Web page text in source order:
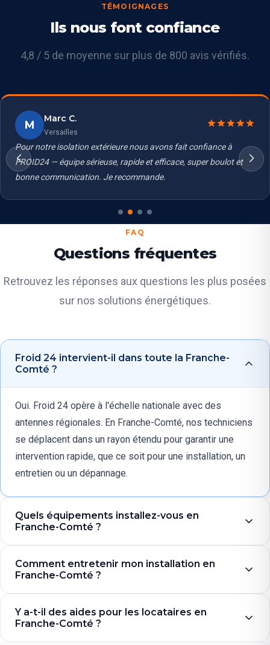
TÉMOIGNAGES
Ils nous font confiance
4,8 / 5 de moyenne sur plus de 800 avis vérifiés.
M Marc C.
Versailles
Pour notre isolation extérieure nous avons fait confiance à
FROID24 — équipe sérieuse, rapide et efficace, super boulot et
bonne communication. Je recommande.
FAQ
Questions fréquentes
Retrouvez les réponses aux questions les plus posées
sur nos solutions énergétiques.
Froid 24 intervient-il dans toute la Franche-
Comté ?
Oui. Froid 24 opère à l'échelle nationale avec des
antennes régionales. En Franche-Comté, nos techniciens
se déplacent dans un rayon étendu pour garantir une
intervention rapide, que ce soit pour une installation, un
entretien ou un dépannage.
Quels équipements installez-vous en
Franche-Comté ?
Comment entretenir mon installation en
Franche-Comté ?
Y a-t-il des aides pour les locataires en
Franche-Comté ?